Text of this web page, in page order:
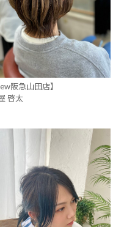
阪急山田店】
啓太